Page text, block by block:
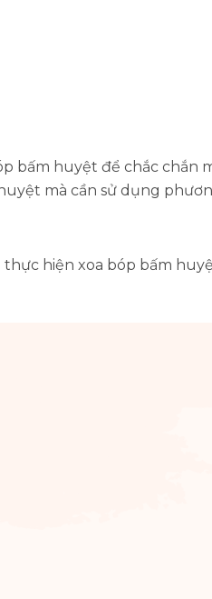
bấm huyệt để chắc chắn
mà cần sử dụng
hiện xoa bóp bấm